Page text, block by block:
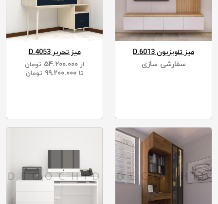
میز تلویزیون D.6013
سفارشی سازی
میز تحریر D.4053
از
تومان
تا ۹۹.۲۰۰.۰۰۰ تومان